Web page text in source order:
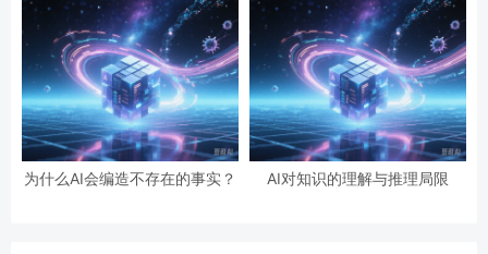
为什么AI会编造不存在的事实？ AI对知识的理解与推理局限